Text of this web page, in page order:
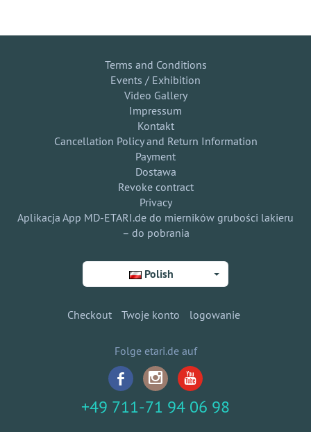
Terms and Conditions
Events / Exhibition
Video Gallery
Impressum
Kontakt
Cancellation Policy and Return Information
Payment
Dostawa
Revoke contract
Privacy
Aplikacja App MD-ETARI.de do mierników grubości lakieru
– do pobrania
Polish
Checkout Twoje konto logowanie
Folge etari.de auf
+49 711-71 94 06 98